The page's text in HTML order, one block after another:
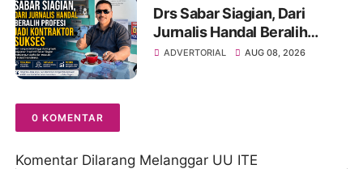
2
Drs Sabar Siagian, Dari
Jurnalis Handal Beralih
Profesi Jadi Kontraktor
ADVERTORIAL AUG 08, 2026
0 KOMENTAR
Komentar Dilarang Melanggar UU ITE